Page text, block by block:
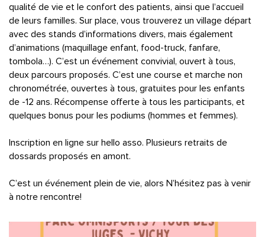
qualité de vie et le confort des patients, ainsi que l’accueil
de leurs familles. Sur place, vous trouverez un village départ
avec des stands d’informations divers, mais également
d’animations (maquillage enfant, food-truck, fanfare,
tombola…). C’est un événement convivial, ouvert à tous,
deux parcours proposés. C’est une course et marche non
chronométrée, ouvertes à tous, gratuites pour les enfants
de -12 ans. Récompense offerte à tous les participants, et
quelques bonus pour les podiums (hommes et femmes).
Inscription en ligne sur hello asso. Plusieurs retraits de
dossards proposés en amont.
C’est un événement plein de vie, alors N’hésitez pas à venir
à notre rencontre!